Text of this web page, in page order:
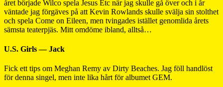
året började Wilco spela Jesus Etc när jag skulle gå över och i år
väntade jag förgäves på att Kevin Rowlands skulle svälja sin stolthet
och spela Come on Eileen, men tvingades istället genomlida årets
sämsta teaterpjäs. Mitt omdöme ibland, alltså…
U.S. Girls — Jack
Fick ett tips om Meghan Remy av Dirty Beaches. Jag föll handlöst
för denna singel, men inte lika hårt för albumet GEM.